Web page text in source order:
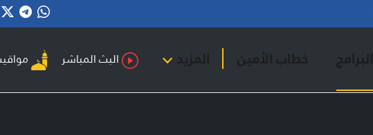
البرامج خطاب الأمين المزيد البث المباشر